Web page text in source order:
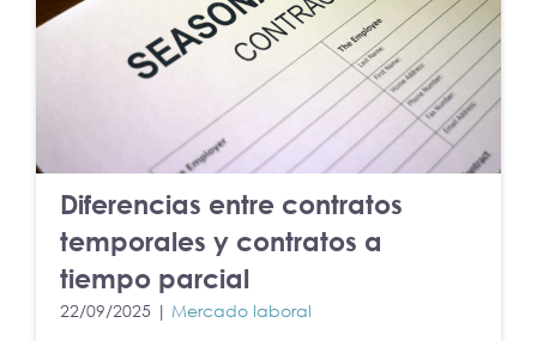
Diferencias entre contratos
temporales y contratos a
tiempo parcial
22/09/2025 | Mercado laboral